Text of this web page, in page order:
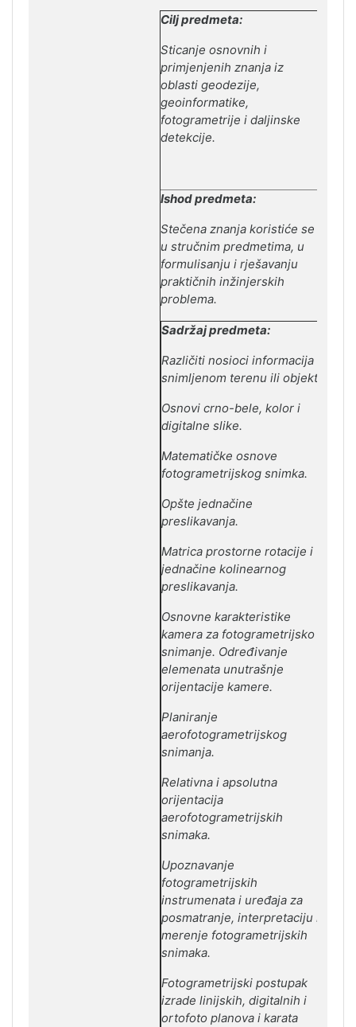
Cilj predmeta:
Sticanje osnovnih i
primjenjenih znanja iz
oblasti geodezije,
geoinformatike,
fotogrametrije i daljinske
detekcije.
Ishod predmeta:
Stečena znanja koristiće se
u stručnim predmetima, u
formulisanju i rješavanju
praktičnih inžinjerskih
problema.
Sadržaj predmeta:
Različiti nosioci informacija o
snimlјenom terenu ili objektu.
Osnovi crno-bele, kolor i
digitalne slike.
Matematičke osnove
fotogrametrijskog snimka.
Opšte jednačine
preslikavanja.
Matrica prostorne rotacije i
jednačine kolinearnog
preslikavanja.
Osnovne karakteristike
kamera za fotogrametrijsko
snimanje. Određivanje
elemenata unutrašnje
orijentacije kamere.
Planiranje
aerofotogrametrijskog
snimanja.
Relativna i apsolutna
orijentacija
aerofotogrametrijskih
snimaka.
Upoznavanje
fotogrametrijskih
instrumenata i uređaja za
posmatranje, interpretaciju i
merenje fotogrametrijskih
snimaka.
Fotogrametrijski postupak
izrade linijskih, digitalnih i
ortofoto planova i karata